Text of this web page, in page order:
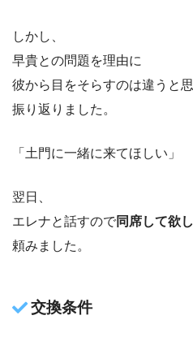
しかし、
早貴との問題を理由に
彼から目をそらすのは違うと
振り返りました。
「土門に一緒に来てほしい」
翌日、
エレナと話すので同席して欲
頼みました。
交換条件